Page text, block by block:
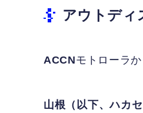
アウトディ
ACCNモトローラ
山根（以下、ハカセ